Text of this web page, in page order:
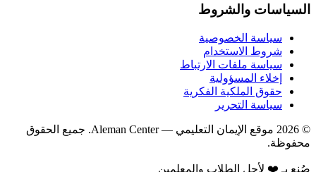
السياسات والشروط
سياسة الخصوصية
شروط الاستخدام
سياسة ملفات الارتباط
إخلاء المسؤولية
حقوق الملكية الفكرية
سياسة التحرير
©
2026 موقع الإيمان التعليمي
— Aleman Center. جميع الحقوق
محفوظة.
صُنع بـ ❤️ لأجل الطلاب والمعلمين